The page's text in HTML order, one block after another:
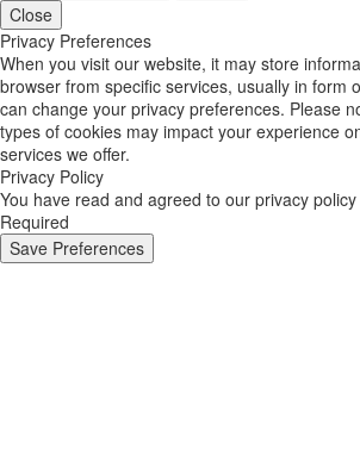
Close
Privacy Preferences
When you visit our website, it may store
browser from specific services, usually in form
can change your privacy preferences. Please
types of cookies may impact your experience
services we offer.
Privacy Policy
You have read and agreed to our privacy policy
Required
Save Preferences